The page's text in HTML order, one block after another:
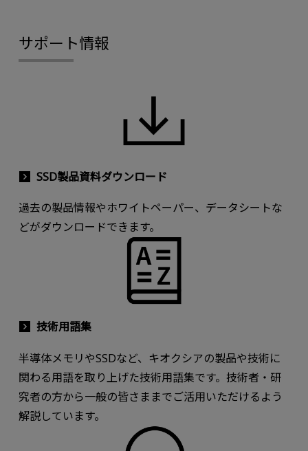
サポート情報
SSD製品資料ダウンロード
過去の製品情報やホワイトペーパー、データシートな
どがダウンロードできます。
技術用語集
半導体メモリやSSDなど、キオクシアの製品や技術に
関わる用語を取り上げた技術用語集です。技術者・研
究者の方から一般の皆さままでご活用いただけるよう
解説しています。